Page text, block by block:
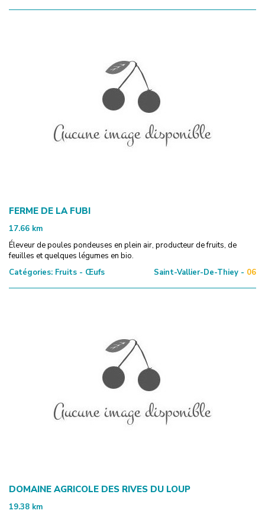
FERME DE LA FUBI
17.66 km
Éleveur de poules pondeuses en plein air, producteur de fruits, de
feuilles et quelques légumes en bio.
Catégories: Fruits - Œufs Saint-Vallier-De-Thiey - 06
DOMAINE AGRICOLE DES RIVES DU LOUP
19.38 km